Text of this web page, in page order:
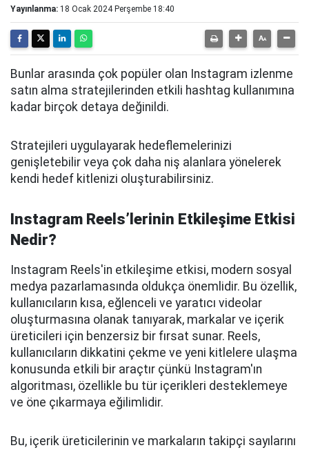
Yayınlanma: 18 Ocak 2024 Perşembe 18:40
Bunlar arasında çok popüler olan Instagram izlenme
satın alma stratejilerinden etkili hashtag kullanımına
kadar birçok detaya değinildi.
Stratejileri uygulayarak hedeflemelerinizi
genişletebilir veya çok daha niş alanlara yönelerek
kendi hedef kitlenizi oluşturabilirsiniz.
Instagram Reels’lerinin Etkileşime Etkisi
Nedir?
Instagram Reels'in etkileşime etkisi, modern sosyal
medya pazarlamasında oldukça önemlidir. Bu özellik,
kullanıcıların kısa, eğlenceli ve yaratıcı videolar
oluşturmasına olanak tanıyarak, markalar ve içerik
üreticileri için benzersiz bir fırsat sunar. Reels,
kullanıcıların dikkatini çekme ve yeni kitlelere ulaşma
konusunda etkili bir araçtır çünkü Instagram'ın
algoritması, özellikle bu tür içerikleri desteklemeye
ve öne çıkarmaya eğilimlidir.
Bu, içerik üreticilerinin ve markaların takipçi sayılarını